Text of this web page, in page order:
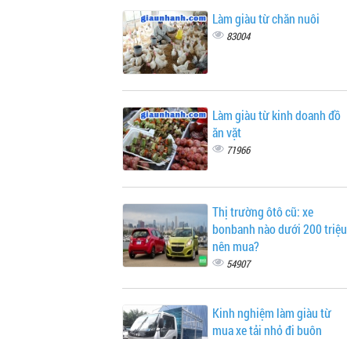
Làm giàu từ chăn nuôi
83004
Làm giàu từ kinh doanh đồ
ăn vặt
71966
Thị trường ôtô cũ: xe
bonbanh nào dưới 200 triệu
nên mua?
54907
Kinh nghiệm làm giàu từ
mua xe tải nhỏ đi buôn